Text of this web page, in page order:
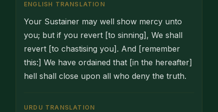
ENGLISH TRANSLATION
Your Sustainer may well show mercy unto
you; but if you revert [to sinning], We shall
revert [to chastising you]. And [remember
this:] We have ordained that [in the hereafter]
hell shall close upon all who deny the truth.
URDU TRANSLATION